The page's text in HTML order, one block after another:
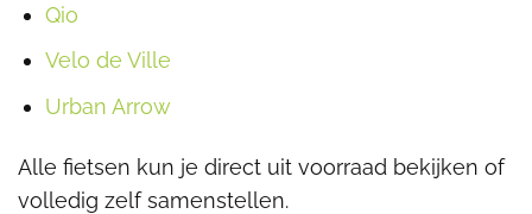
Qio
Velo de Ville
Urban Arrow
Alle fietsen kun je direct uit voorraad bekijken of
volledig zelf samenstellen.